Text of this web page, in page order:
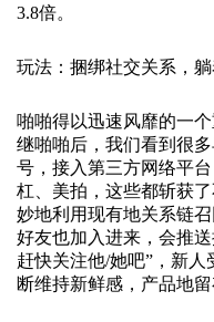
3.8倍。
玩法：捆绑社交关系，
啪啪得以迅速风靡的一
继啪啪后，我们看到很
号，接入第三方网络平
杠、美拍，这些都斩获
妙地利用现有地关系链
好友也加入进来，会推
赶快关注他/她吧”，新
断维持新鲜感，产品地留